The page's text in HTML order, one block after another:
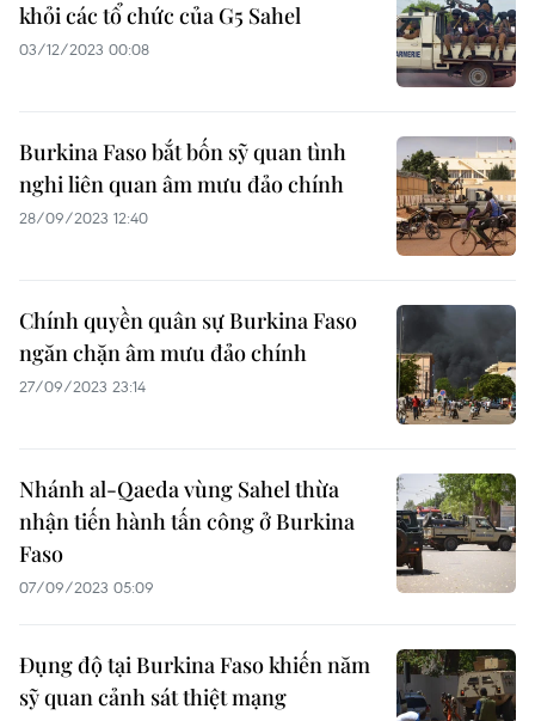
khỏi các tổ chức của G5 Sahel
03/12/2023 00:08
Burkina Faso bắt bốn sỹ quan tình
nghi liên quan âm mưu đảo chính
28/09/2023 12:40
Chính quyền quân sự Burkina Faso
ngăn chặn âm mưu đảo chính
27/09/2023 23:14
Nhánh al-Qaeda vùng Sahel thừa
nhận tiến hành tấn công ở Burkina
Faso
07/09/2023 05:09
Đụng độ tại Burkina Faso khiến năm
sỹ quan cảnh sát thiệt mạng